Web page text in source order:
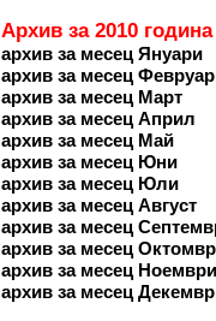
Архив за 2010 година
архив за месец Януари
архив за месец
архив за месец Март
архив за месец Април
архив за месец Май
архив за месец Юни
архив за месец Юли
архив за месец Август
архив за месец
архив за месец
архив за месец Ноември
архив за месец